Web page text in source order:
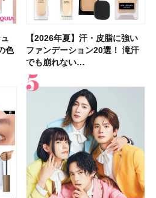
色
【2026年夏】汗・皮脂に強い
ファンデーション20選！ 滝汗
でも崩れない…
塗
【クリスマスコフレ2026】ク
リニークのホリデーコフレを一
挙紹介！ 人気…
色
【2026年夏】汗・皮脂に強い
ファンデーション20選！ 滝汗
でも崩れない…
ア
【デパコスのネイルオイル10
選】プレゼントにおすすめ！ケ
ア効果、ビジュ、…
８
！
【40代以上の髪悩み おすすめ
アイテム15選】“白髪・薄毛・
うねり”に最…
ィ
【最新】髪のうねり・広がり・
くせ毛におすすめのシャンプー
17選
な
【2026年8月の一粒万倍日】お
すすめの開運コスメ＆美容アイ
テム10選！
エ
LUNASOLアイカラーレーショ
ンN EX17Evening Muse …